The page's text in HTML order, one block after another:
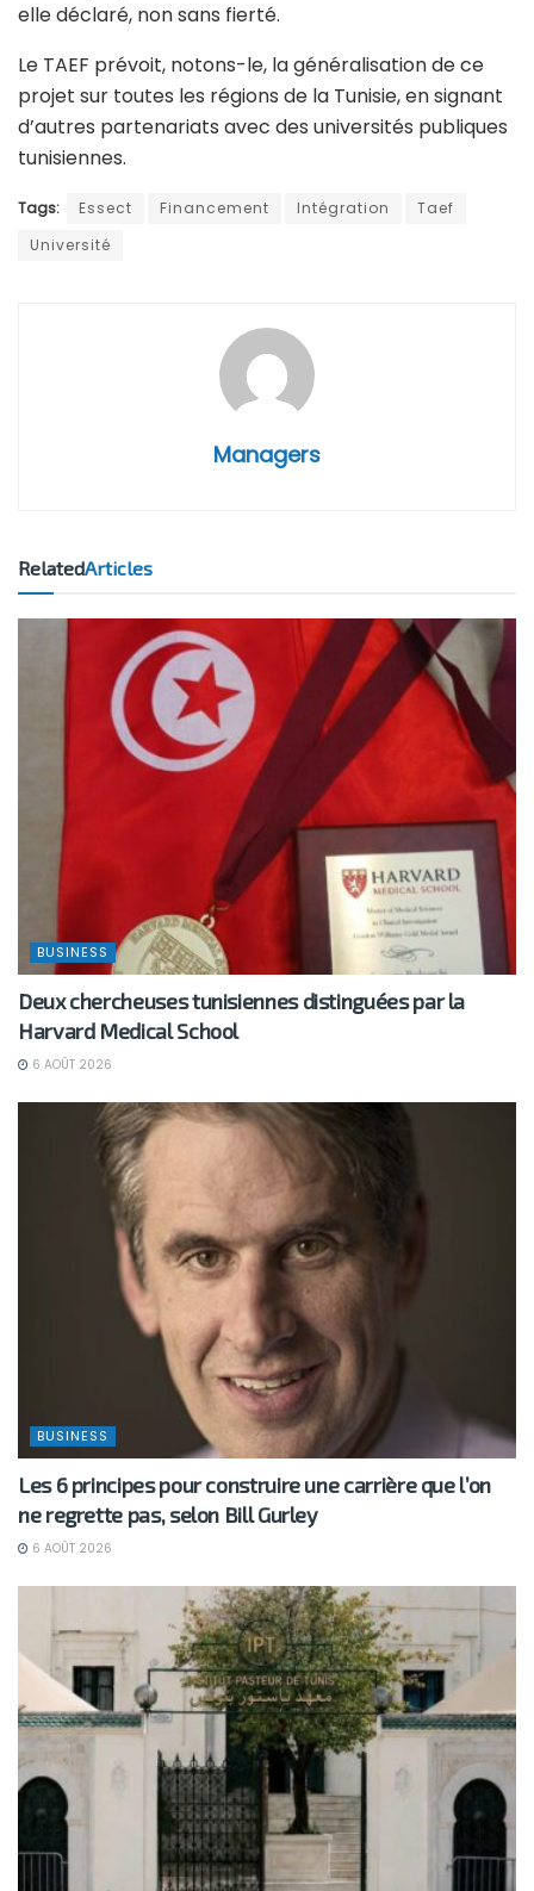
elle déclaré, non sans fierté.
Le TAEF prévoit, notons-le, la généralisation de ce
projet sur toutes les régions de la Tunisie, en signant
d’autres partenariats avec des universités publiques
tunisiennes.
Tags: Essect Financement Intégration
Taef
Université
Managers
RelatedArticles
BUSINESS
Deux chercheuses tunisiennes distinguées par la
Harvard Medical School
6 AOÛT 2026
BUSINESS
Les 6 principes pour construire une carrière que l’on
ne regrette pas, selon Bill Gurley
6 AOÛT 2026